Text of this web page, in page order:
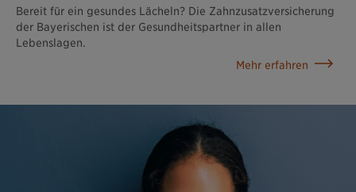
Bereit für ein gesundes Lächeln? Die Zahnzusatzversicherung
der Bayerischen ist der Gesundheitspartner in allen
Lebenslagen.
Mehr erfahren